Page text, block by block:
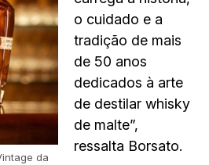
da
o cuidado e a
tradição de mais
de 50 anos
dedicados à arte
de destilar whisky
de malte”,
ressalta Borsato.